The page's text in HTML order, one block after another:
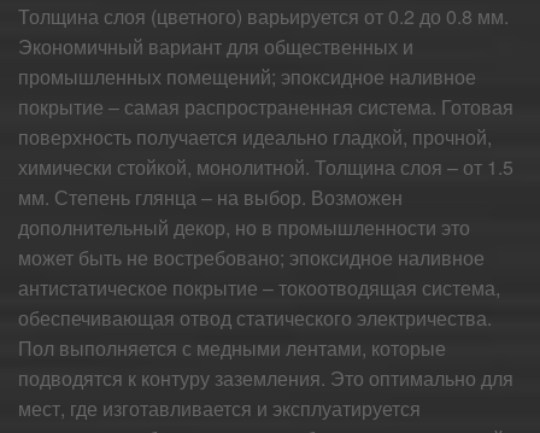
Толщина слоя (цветного) варьируется от 0.2 до 0.8 мм.
Экономичный вариант для общественных и
промышленных помещений; эпоксидное наливное
покрытие – самая распространенная система. Готовая
поверхность получается идеально гладкой, прочной,
химически стойкой, монолитной. Толщина слоя – от 1.5
мм. Степень глянца – на выбор. Возможен
дополнительный декор, но в промышленности это
может быть не востребовано; эпоксидное наливное
антистатическое покрытие – токоотводящая система,
обеспечивающая отвод статического электричества.
Пол выполняется с медными лентами, которые
подводятся к контуру заземления. Это оптимально для
мест, где изготавливается и эксплуатируется